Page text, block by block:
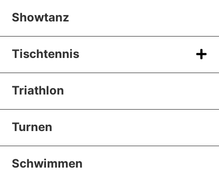
Showtanz
Tischtennis
Triathlon
Turnen
Schwimmen